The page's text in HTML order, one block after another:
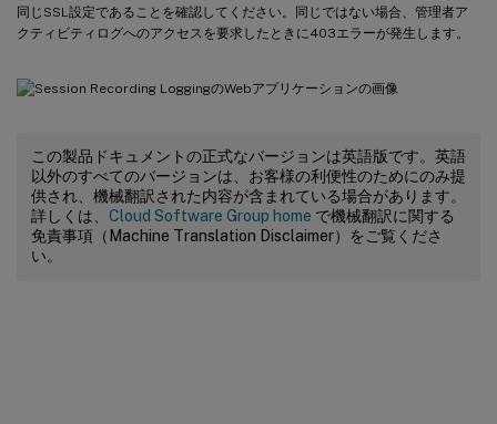
同じSSL設定であることを確認してください。同じではない場合、管理者ア
クティビティログへのアクセスを要求したときに403エラーが発生します。
この製品ドキュメントの正式なバージョンは英語版です。英語
以外のすべてのバージョンは、お客様の利便性のためにのみ提
供され、機械翻訳された内容が含まれている場合があります。
詳しくは、 Cloud Software Group home で機械翻訳に関する
免責事項（Machine Translation Disclaimer）をご覧くださ
い。